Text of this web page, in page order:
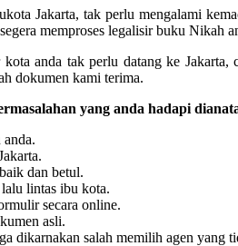
Jakarta, tak perlu mengalami
memproses legalisir buku Nikah
anda tak perlu datang ke
dokumen kami terima.
yang anda hadapi
dan betul.
lintas ibu kota.
secara online.
asli.
dikarnakan salah memilih agen yang